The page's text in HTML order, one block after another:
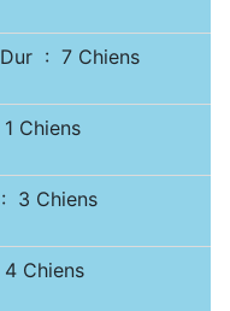
Dur : 7 Chiens
Chiens
3 Chiens
Chiens